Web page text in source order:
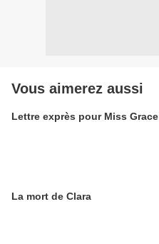
Vous aimerez aussi
Lettre exprès pour Miss Grace
La mort de Clara